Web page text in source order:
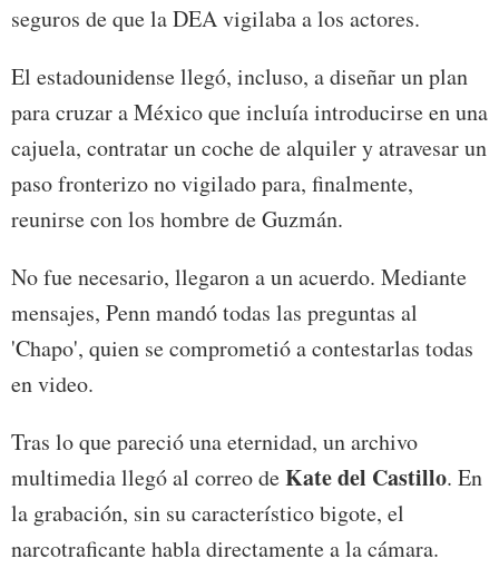
seguros de que la DEA vigilaba a los actores.
El estadounidense llegó, incluso, a diseñar un plan
para cruzar a México que incluía introducirse en una
cajuela, contratar un coche de alquiler y atravesar un
paso fronterizo no vigilado para, finalmente,
reunirse con los hombre de Guzmán.
No fue necesario, llegaron a un acuerdo. Mediante
mensajes, Penn mandó todas las preguntas al
'Chapo', quien se comprometió a contestarlas todas
en video.
Tras lo que pareció una eternidad, un archivo
multimedia llegó al correo deKate del Castillo. En
la grabación, sin su característico bigote, el
narcotraficante habla directamente a la cámara.